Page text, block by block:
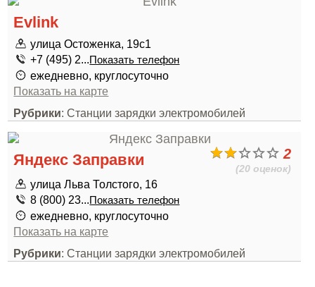
Evlink
улица Остоженка, 19с1
+7 (495) 2...Показать телефон
ежедневно, круглосуточно
Показать на карте
Рубрики: Станции зарядки электромобилей
2
(20 оценок)
Яндекс Заправки
улица Льва Толстого, 16
8 (800) 23...Показать телефон
ежедневно, круглосуточно
Показать на карте
Рубрики: Станции зарядки электромобилей